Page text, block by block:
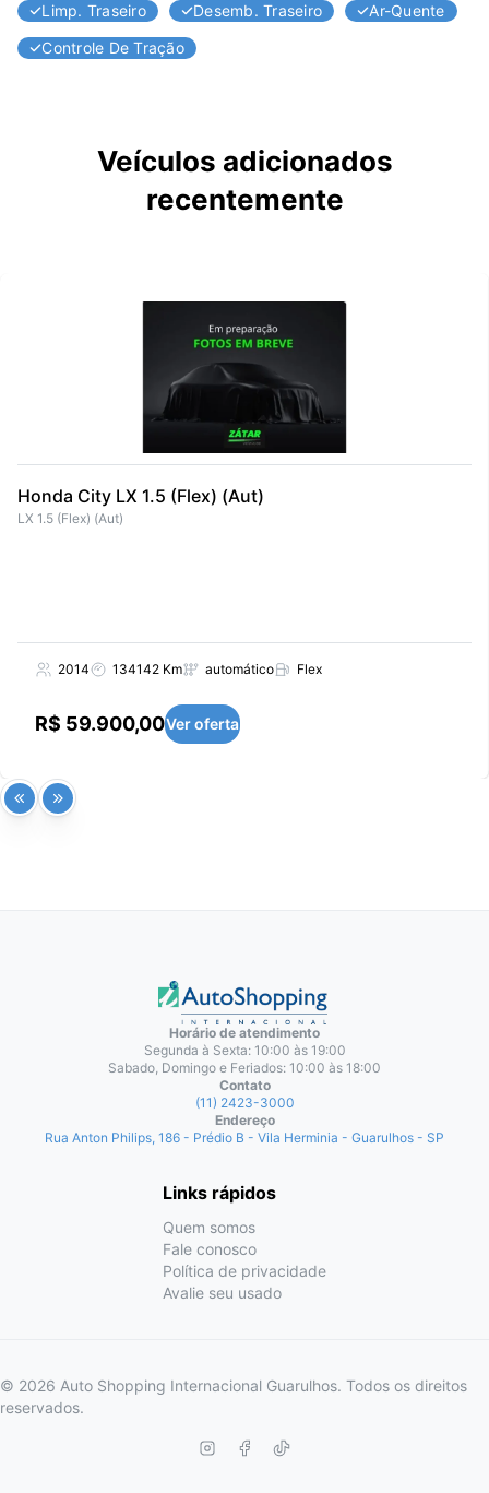
Limp. Traseiro
Desemb. Traseiro
Ar-Quente
Controle De Tração
Veículos adicionados
recentemente
Honda City LX 1.5 (Flex) (Aut)
LX 1.5 (Flex) (Aut)
2014 134142 Km automático Flex
R$ 59.900,00Ver oferta
Horário de atendimento
Segunda à Sexta: 10:00 às 19:00
Sabado, Domingo e Feriados: 10:00 às 18:00
Contato
(11) 2423-3000
Endereço
Rua Anton Philips, 186 - Prédio B - Vila Herminia - Guarulhos - SP
Links rápidos
Quem somos
Fale conosco
Política de privacidade
Avalie seu usado
© 2026 Auto Shopping Internacional Guarulhos. Todos os direitos
reservados.